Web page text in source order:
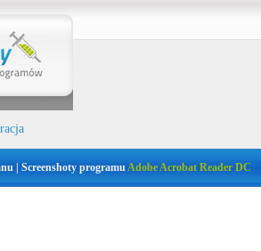
| Screenshoty programuAdobe Acrobat Reader DC